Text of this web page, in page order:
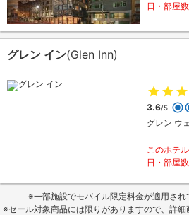
日・部屋
グレン イン(Glen Inn)
3.6/5
グレン ウ
このホテ
日・部屋
※一部施設でモバイル限定料金が適用され
※セール対象商品には限りがありますので、詳